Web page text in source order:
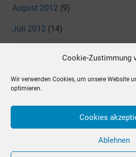
Cookie-Zustimmung
Wir verwenden Cookies, um unsere Website
optimieren.
Cookies
Ablehnen
August 2012 (9)
Juli 2012 (14)
April 2012